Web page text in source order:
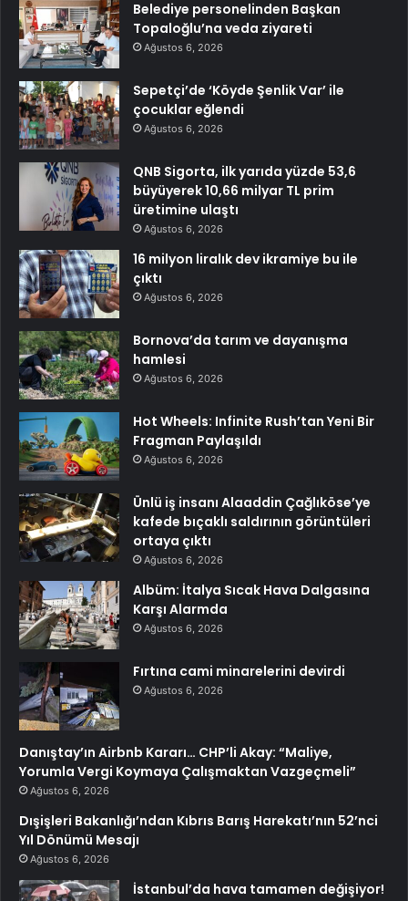
Belediye personelinden Başkan
Topaloğlu’na veda ziyareti
Ağustos 6, 2026
Sepetçi’de ‘Köyde Şenlik Var’ ile
çocuklar eğlendi
Ağustos 6, 2026
QNB Sigorta, ilk yarıda yüzde 53,6
büyüyerek 10,66 milyar TL prim
üretimine ulaştı
Ağustos 6, 2026
16 milyon liralık dev ikramiye bu ile
çıktı
Ağustos 6, 2026
Bornova’da tarım ve dayanışma
hamlesi
Ağustos 6, 2026
Hot Wheels: Infinite Rush’tan Yeni Bir
Fragman Paylaşıldı
Ağustos 6, 2026
Ünlü iş insanı Alaaddin Çağlıköse’ye
kafede bıçaklı saldırının görüntüleri
ortaya çıktı
Ağustos 6, 2026
Albüm: İtalya Sıcak Hava Dalgasına
Karşı Alarmda
Ağustos 6, 2026
Fırtına cami minarelerini devirdi
Ağustos 6, 2026
Danıştay’ın Airbnb Kararı… CHP’li Akay: “Maliye,
Yorumla Vergi Koymaya Çalışmaktan Vazgeçmeli”
Ağustos 6, 2026
Dışişleri Bakanlığı’ndan Kıbrıs Barış Harekatı’nın 52’nci
Yıl Dönümü Mesajı
Ağustos 6, 2026
İstanbul’da hava tamamen değişiyor!